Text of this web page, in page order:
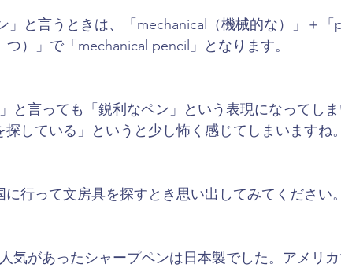
」と言うときは、「mechanical（機械的な）」＋「
つ）」で「mechanical pencil」となります。
と言っても「鋭利なペン」という表現になってし
探している」というと少し怖く感じてしまいますね。
に行って文房具を探すとき思い出してみてください。
気があったシャープペンは日本製でした。アメリ